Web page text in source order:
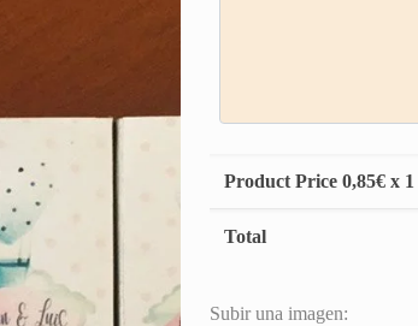
Product Price 0,85€ x 1
Total
Subir una imagen: